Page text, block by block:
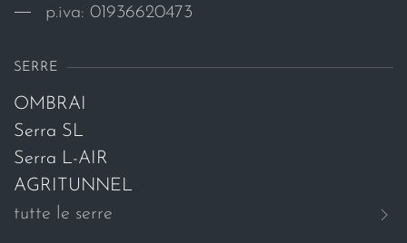
p.iva: 01936620473
SERRE
OMBRAI
Serra SL
Serra L-AIR
AGRITUNNEL
tutte le serre